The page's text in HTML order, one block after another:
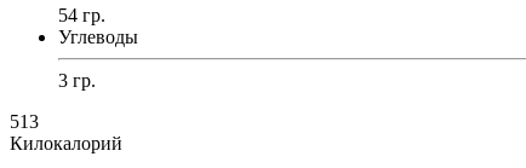
54 гр.
Углеводы
3 гр.
513
Килокалорий